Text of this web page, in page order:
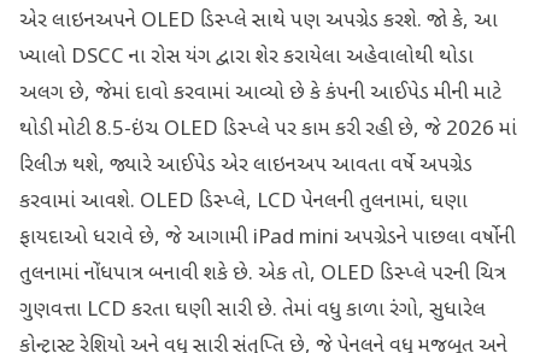
એર લાઇનઅપને OLED ડિસ્પ્લે સાથે પણ અપગ્રેડ કરશે. જો કે, આ
ખ્યાલો DSCC ના રોસ યંગ દ્વારા શેર કરાયેલા અહેવાલોથી થોડા
અલગ છે, જેમાં દાવો કરવામાં આવ્યો છે કે કંપની આઈપેડ મીની માટે
થોડી મોટી 8.5-ઇંચ OLED ડિસ્પ્લે પર કામ કરી રહી છે, જે 2026 માં
રિલીઝ થશે, જ્યારે આઈપેડ એર લાઇનઅપ આવતા વર્ષે અપગ્રેડ
કરવામાં આવશે. OLED ડિસ્પ્લે, LCD પેનલની તુલનામાં, ઘણા
ફાયદાઓ ધરાવે છે, જે આગામી iPad mini અપગ્રેડને પાછલા વર્ષોની
તુલનામાં નોંધપાત્ર બનાવી શકે છે. એક તો, OLED ડિસ્પ્લે પરની ચિત્ર
ગુણવત્તા LCD કરતા ઘણી સારી છે. તેમાં વધુ કાળા રંગો, સુધારેલ
કોન્ટ્રાસ્ટ રેશિયો અને વધુ સારી સંતૃપ્તિ છે, જે પેનલને વધુ મજબૂત અને